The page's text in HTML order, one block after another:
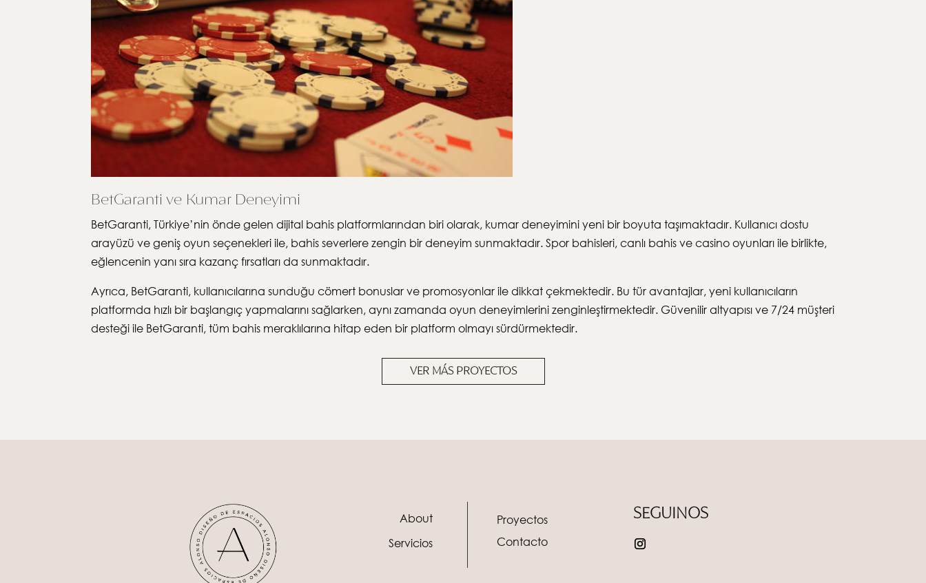
BetGaranti ve Kumar Deneyimi
BetGaranti, Türkiye’nin önde gelen dijital bahis platformlarından biri olarak, kumar deneyimini yeni bir boyuta taşımaktadır. Kullanıcı dostu
arayüzü ve geniş oyun seçenekleri ile, bahis severlere zengin bir deneyim sunmaktadır. Spor bahisleri, canlı bahis ve casino oyunları ile birlikte,
eğlencenin yanı sıra kazanç fırsatları da sunmaktadır.
Ayrıca, BetGaranti, kullanıcılarına sunduğu cömert bonuslar ve promosyonlar ile dikkat çekmektedir. Bu tür avantajlar, yeni kullanıcıların
platformda hızlı bir başlangıç yapmalarını sağlarken, aynı zamanda oyun deneyimlerini zenginleştirmektedir. Güvenilir altyapısı ve 7/24 müşteri
desteği ile BetGaranti, tüm bahis meraklılarına hitap eden bir platform olmayı sürdürmektedir.
VER MÁS PROYECTOS
About
Servicios
Proyectos
Contacto
SEGUINOS